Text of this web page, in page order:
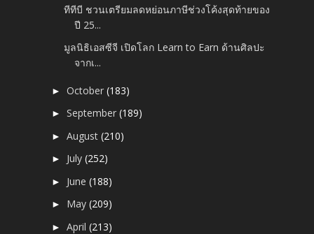
ทีทีบี ชวนเตรียมลดหย่อนภาษีช่วงโค้งสุดท้ายของ
ปี 25...
มูลนิธิเอสซีจี เปิดโลก Learn to Earn ด้านศิลปะ
จากเ...
►October(183)
►September(189)
►August(210)
► July(252)
► June(188)
► May(209)
►April(213)